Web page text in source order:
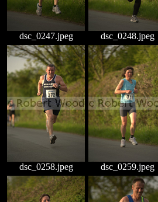
dsc_0247.jpeg dsc_0248.jpeg
dsc_0258.jpeg dsc_0259.jpeg